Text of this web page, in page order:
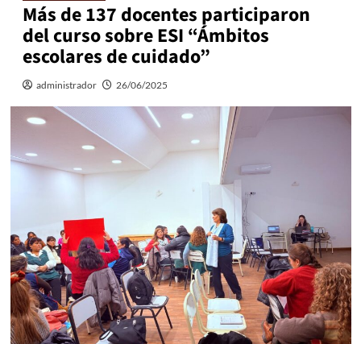
Más de 137 docentes participaron
del curso sobre ESI “Ámbitos
escolares de cuidado”
administrador 26/06/2025